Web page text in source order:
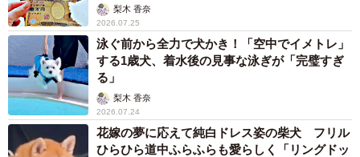
梨木 香奈
2026.07.25
泳ぐ前から全力で犬かき！「空中でイメトレ」
する1歳犬、着水後の見事な泳ぎが「完璧すぎ
る」
梨木 香奈
2026.07.24
花嫁の夢に応えて純白ドレス姿の柴犬 フリル
ひらひら道中ふらふらも愛らしく「リングドッ